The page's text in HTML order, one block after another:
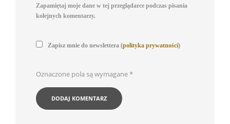
Zapamiętaj moje dane w tej przeglądarce podczas pisania
kolejnych komentarzy.
Zapisz mnie do newslettera (polityka prywatności)
Oznaczone pola są wymagane*